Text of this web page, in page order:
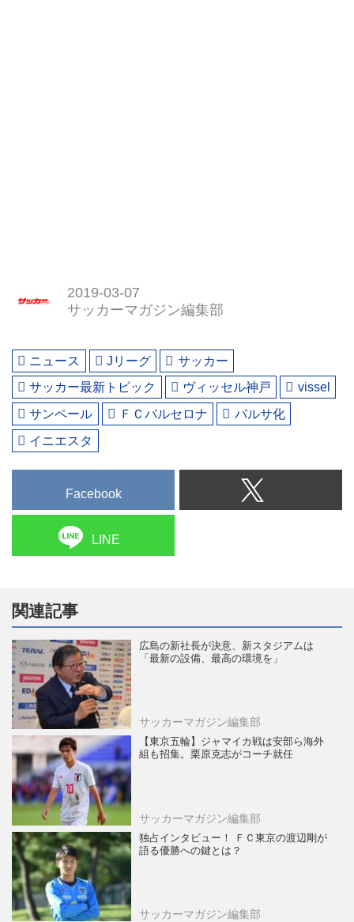
2019-03-07
サッカーマガジン編集部
ニュース Jリーグ
サッカー
サッカー最新トピック
ヴィッセル神戸
vissel
サンペール
ＦＣバルセロナ
バルサ化
イニエスタ
Facebook
LINE
関連記事
広島の新社長が決意、新スタジアムは
「最新の設備、最高の環境を」
サッカーマガジン編集部
【東京五輪】ジャマイカ戦は安部ら海外
組も招集。栗原克志がコーチ就任
サッカーマガジン編集部
独占インタビュー！ ＦＣ東京の渡辺剛が
語る優勝への鍵とは？
サッカーマガジン編集部